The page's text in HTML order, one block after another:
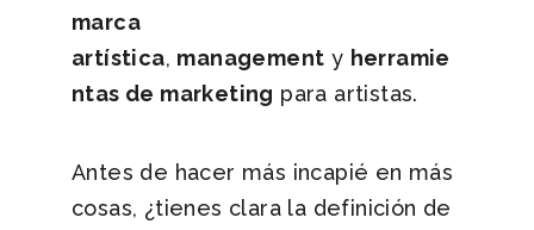
marca
artística, management y herramie
ntas de marketing para artistas.
Antes de hacer más incapié en más
cosas, ¿tienes clara la definición de